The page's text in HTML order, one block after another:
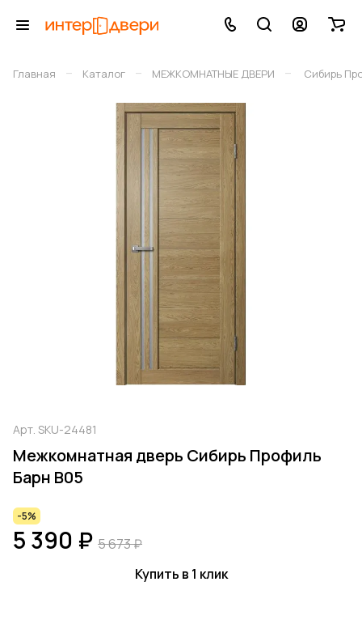
Главная – Каталог – МЕЖКОМНАТНЫЕ ДВЕРИ – Сибирь
Арт. SKU-24481
Межкомнатная дверь Сибирь Профиль
Барн В05
-5%
5 390 ₽ 5 673 ₽
Купить в 1 клик